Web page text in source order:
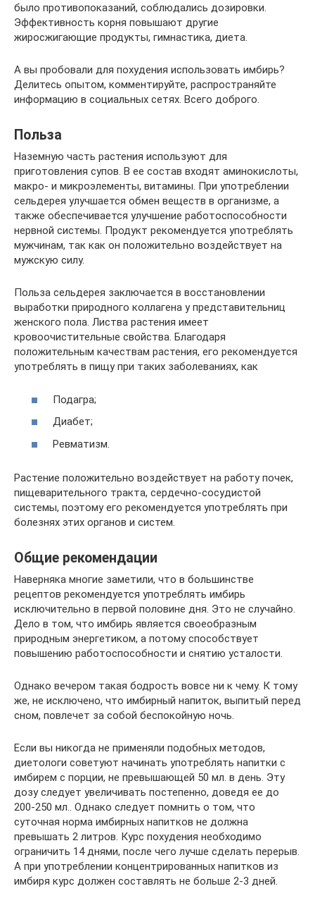
было противопоказаний, соблюдались дозировки.
Эффективность корня повышают другие
жиросжигающие продукты, гимнастика, диета.
А вы пробовали для похудения использовать имбирь?
Делитесь опытом, комментируйте, распространяйте
информацию в социальных сетях. Всего доброго.
Польза
Наземную часть растения используют для
приготовления супов. В ее состав входят аминокислоты,
макро- и микроэлементы, витамины. При употреблении
сельдерея улучшается обмен веществ в организме, а
также обеспечивается улучшение работоспособности
нервной системы. Продукт рекомендуется употреблять
мужчинам, так как он положительно воздействует на
мужскую силу.
Польза сельдерея заключается в восстановлении
выработки природного коллагена у представительниц
женского пола. Листва растения имеет
кровоочистительные свойства. Благодаря
положительным качествам растения, его рекомендуется
употреблять в пищу при таких заболеваниях, как
Подагра;
Диабет;
Ревматизм.
Растение положительно воздействует на работу почек,
пищеварительного тракта, сердечно-сосудистой
системы, поэтому его рекомендуется употреблять при
болезнях этих органов и систем.
Общие рекомендации
Наверняка многие заметили, что в большинстве
рецептов рекомендуется употреблять имбирь
исключительно в первой половине дня. Это не случайно.
Дело в том, что имбирь является своеобразным
природным энергетиком, а потому способствует
повышению работоспособности и снятию усталости.
Однако вечером такая бодрость вовсе ни к чему. К тому
же, не исключено, что имбирный напиток, выпитый перед
сном, повлечет за собой беспокойную ночь.
Если вы никогда не применяли подобных методов,
диетологи советуют начинать употреблять напитки с
имбирем с порции, не превышающей 50 мл. в день. Эту
дозу следует увеличивать постепенно, доведя ее до
200-250 мл.. Однако следует помнить о том, что
суточная норма имбирных напитков не должна
превышать 2 литров. Курс похудения необходимо
ограничить 14 днями, после чего лучше сделать перерыв.
А при употреблении концентрированных напитков из
имбиря курс должен составлять не больше 2-3 дней.